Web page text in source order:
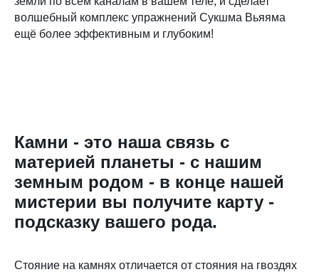
волшебный комплекс упражнений Сукшма Вьяяма
ещё более эффективным и глубоким!
Камни - это наша связь с
материей планеты - с нашим
земным родом - в конце нашей
мистерии вы получите карту -
подсказку вашего рода.
Стояние на камнях отличается от стояния на гвоздях